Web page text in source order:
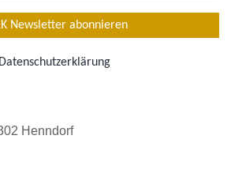
Datenschutzerklärung
Henndorf